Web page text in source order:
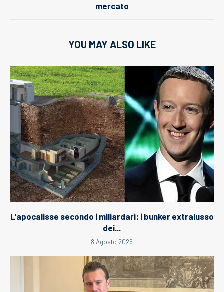
mercato
YOU MAY ALSO LIKE
L’apocalisse secondo i miliardari: i bunker extralusso
dei...
8 Agosto 2026